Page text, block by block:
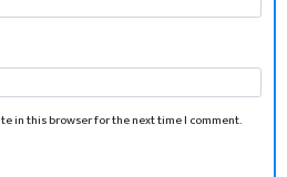
in this browser for the next time I comment.